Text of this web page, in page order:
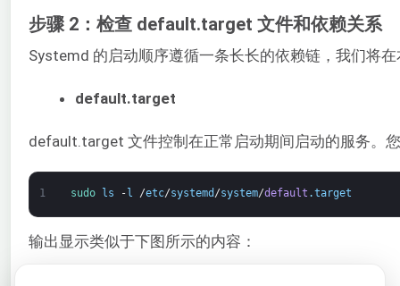
步骤 2：检查 default.target 文件和依赖关系
Systemd 的启动顺序遵循一条长长的依赖链，我们将
default.target
default.target 文件控制在正常启动期间启动的服务。
1 sudo ls -l /etc/systemd /system/default .target
输出显示类似于下图所示的内容：